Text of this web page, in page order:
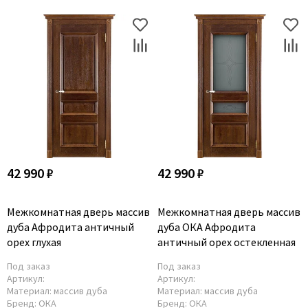
42 990 ₽
Межкомнатная дверь массив
дуба Афродита античный
орех глухая
Под заказ
Артикул:
Материал: массив дуба
Бренд: ОКА
42 990 ₽
Межкомнатная дверь массив
дуба ОКА Афродита
античный орех остекленная
Под заказ
Артикул:
Материал: массив дуба
Бренд: ОКА